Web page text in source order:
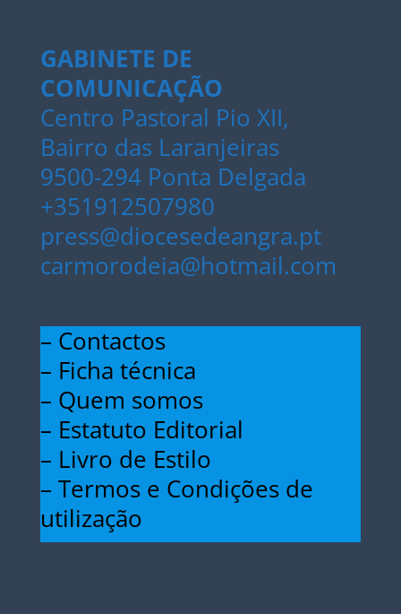
GABINETE DE
COMUNICAÇÃO
Centro Pastoral Pio XII,
Bairro das Laranjeiras
9500-294 Ponta Delgada
+351912507980
press@diocesedeangra.pt
carmorodeia@hotmail.com
– Contactos
– Ficha técnica
– Quem somos
– Estatuto Editorial
– Livro de Estilo
– Termos e Condições de
utilização